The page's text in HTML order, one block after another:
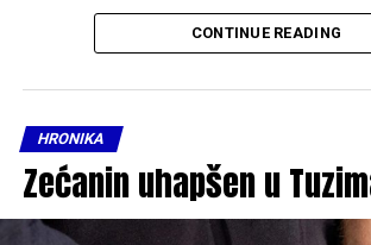
poruke doprinose očuvanju jedinstva
Polemika je uslijedila nakon Vučićevih
posjete Republici Srpskoj, gdje je govorio
Srba u regionu, litijama u Crnoj Gori i,
pokušajima da se oslabi jedinstvo SPC.
Sve više izgleda da se kroz crkvene
CONTINUE READING
HRONIKA
Zećanin uhapšen u